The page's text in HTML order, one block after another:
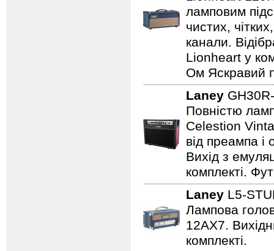
ламповим
чистих,
канали.
Lionheart у
Ом Яскравий
Laney
Повністю
Celestion
від преампа
Вихід з
комплекті.
Laney L5-
Лампова
12AX7.
комплекті.